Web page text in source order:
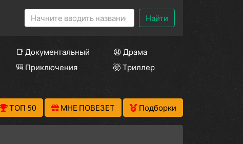
Найти
📑 Документальный
😫 Драма
🎒 Приключения
🤯 Триллер
ТОП 50 МНЕ ПОВЕЗЕТ Подборки